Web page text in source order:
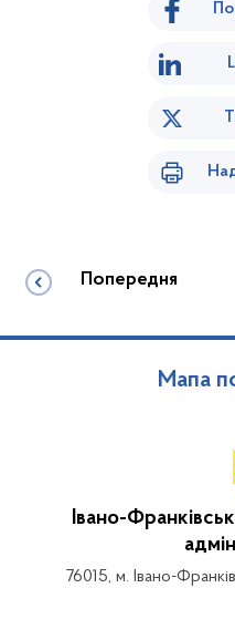
Попередня
Мапа
Івано-
76015, м. Івано-